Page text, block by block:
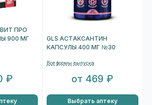
ПРО
900 МГ
₽
GLS АСТАКСАНТИН
КАПСУЛЫ 400 МГ №30
Все формы выпуска
от 469 ₽
Выбрать аптеку